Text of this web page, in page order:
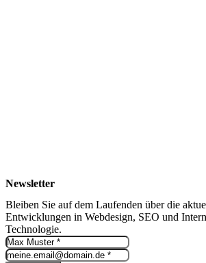
Newsletter
Bleiben Sie auf dem Laufenden über die
Entwicklungen in Webdesign, SEO und
Technologie.